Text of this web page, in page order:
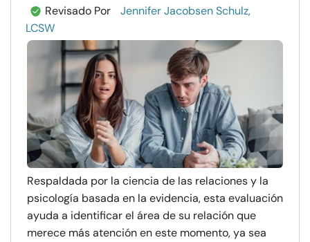
Revisado Por
Jennifer Jacobsen Schulz,
LCSW
Respaldada por la ciencia de las relaciones y la
psicología basada en la evidencia, esta evaluación
ayuda a identificar el área de su relación que
merece más atención en este momento, ya sea